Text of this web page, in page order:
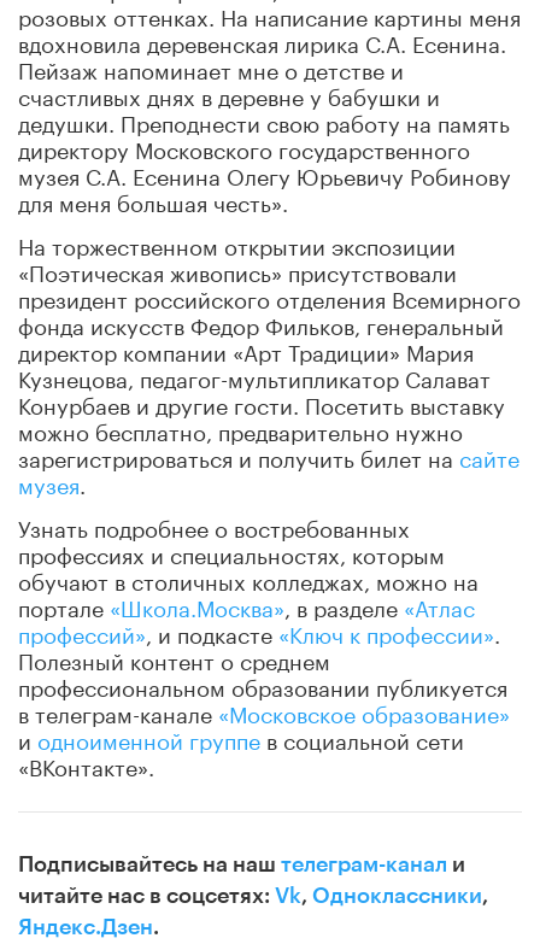
розовых оттенках. На написание картины меня
вдохновила деревенская лирика С.А. Есенина.
Пейзаж напоминает мне о детстве и
счастливых днях в деревне у бабушки и
дедушки. Преподнести свою работу на память
директору Московского государственного
музея С.А. Есенина Олегу Юрьевичу Робинову
для меня большая честь».
На торжественном открытии экспозиции
«Поэтическая живопись» присутствовали
президент российского отделения Всемирного
фонда искусств Федор Фильков, генеральный
директор компании «Арт Традиции» Мария
Кузнецова, педагог-мультипликатор Салават
Конурбаев и другие гости. Посетить выставку
можно бесплатно, предварительно нужно
зарегистрироваться и получить билет на сайте
музея
Узнать подробнее о востребованных
профессиях и специальностях, которым
обучают в столичных колледжах, можно на
портале «Школа.Москва» , в разделе «Атлас
профессий» , и подкасте «Ключ к профессии»
Полезный контент о среднем
профессиональном образовании публикуется
в телеграм-канале «Московское образование»
и одноименной группе в социальной сети
«ВКонтакте».
Подписывайтесь на наш телеграм-канал и
читайте нас в соцсетях: Vk, Одноклассники,
Яндекс.Дзен.